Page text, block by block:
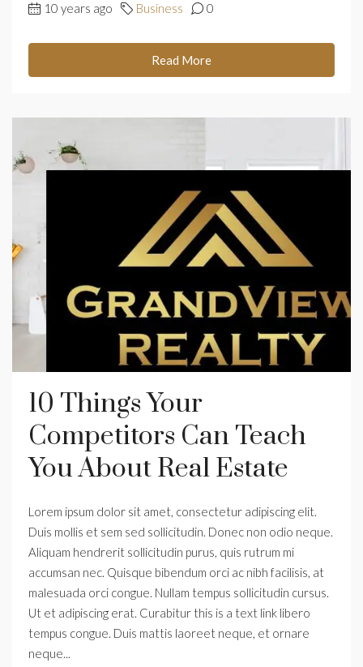
10 years ago Business 0
Read More
10 Things Your
Competitors Can Teach
You About Real Estate
Lorem ipsum dolor sit amet, consectetur adipiscing elit.
Duis mollis et sem sed sollicitudin. Donec non odio neque.
Aliquam hendrerit sollicitudin purus, quis rutrum mi
accumsan nec. Quisque bibendum orci ac nibh facilisis, at
malesuada orci congue. Nullam tempus sollicitudin cursus.
Ut et adipiscing erat. Curabitur this is a text link libero
tempus congue. Duis mattis laoreet neque, et ornare
neque...